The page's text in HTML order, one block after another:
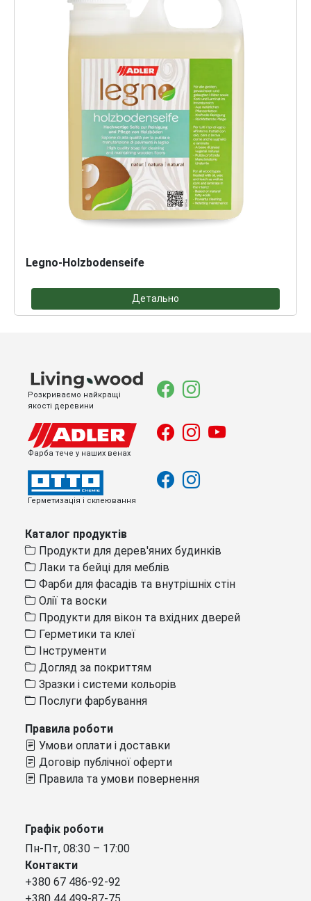
Legno-Holzbodenseife
Детально
Розкриваємо найкращі
якості деревини
Фарба тече у наших венах
Герметизація і склеювання
Каталог продуктів
Продукти для дерев'яних будинків
Лаки та бейці для меблів
Фарби для фасадів та внутрішніх стін
Олії та воски
Продукти для вікон та вхідних дверей
Герметики та клеї
Інструменти
Догляд за покриттям
Зразки і системи кольорів
Послуги фарбування
Правила роботи
Умови оплати і доставки
Договір публічної оферти
Правила та умови повернення
Графік роботи
Пн-Пт, 08:30 – 17:00
Контакти
+380 67 486-92-92